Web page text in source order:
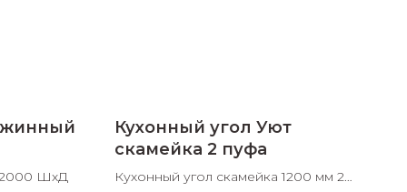
ШхД
Кухонный угол Уют
скамейка 2 пуфа
Кухонный угол скамейка 1200 мм 2